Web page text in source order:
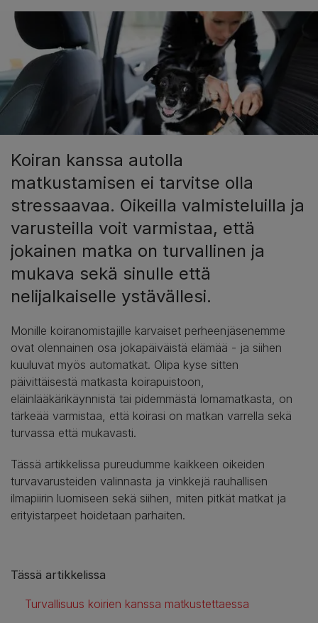
Koiran kanssa autolla
matkustamisen ei tarvitse olla
stressaavaa. Oikeilla valmisteluilla ja
varusteilla voit varmistaa, että
jokainen matka on turvallinen ja
mukava sekä sinulle että
nelijalkaiselle ystävällesi.
Monille koiranomistajille karvaiset perheenjäsenemme
ovat olennainen osa jokapäiväistä elämää - ja siihen
kuuluvat myös automatkat. Olipa kyse sitten
päivittäisestä matkasta koirapuistoon,
eläinlääkärikäynnistä tai pidemmästä lomamatkasta, on
tärkeää varmistaa, että koirasi on matkan varrella sekä
turvassa että mukavasti.
Tässä artikkelissa pureudumme kaikkeen oikeiden
turvavarusteiden valinnasta ja vinkkejä rauhallisen
ilmapiirin luomiseen sekä siihen, miten pitkät matkat ja
erityistarpeet hoidetaan parhaiten.
Tässä artikkelissa
Turvallisuus koirien kanssa matkustettaessa